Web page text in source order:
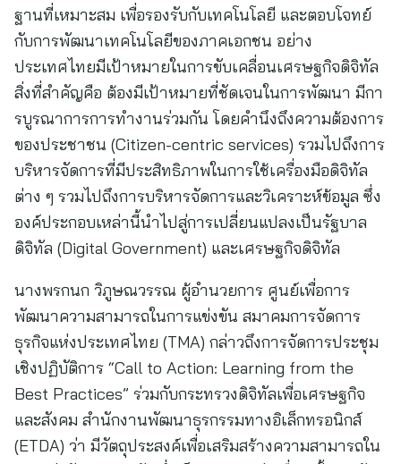
ฐานที่เหมาะสม เพื่อรองรับกับเทคโนโลยี และตอบโจทย์
กับการพัฒนาเทคโนโลยีของภาคเอกชน อย่าง
ประเทศไทยมีเป้าหมายในการขับเคลื่อนเศรษฐกิจดิจิทัล
สิ่งที่สำคัญคือ ต้องมีเป้าหมายที่ชัดเจนในการพัฒนา มีกา
รบูรณาการการทำงานร่วมกัน โดยคำนึงถึงความต้องการ
ของประชาชน (Citizen-centric services) รวมไปถึงการ
บริหารจัดการที่มีประสิทธิภาพในการใช้เครื่องมือดิจิทัล
ต่าง ๆ รวมไปถึงการบริหารจัดการและวิเคราะห์ข้อมูล ซึ่ง
องค์ประกอบเหล่านี้นำไปสู่การเปลี่ยนแปลงเป็นรัฐบาล
ดิจิทัล (Digital Government) และเศรษฐกิจดิจิทัล
นางพรกนก วิภูษณวรรณ ผู้อำนวยการ ศูนย์เพื่อการ
พัฒนาความสามารถในการแข่งขัน สมาคมการจัดการ
ธุรกิจแห่งประเทศไทย (TMA) กล่าวถึงการจัดการประชุม
เชิงปฏิบัติการ “Call to Action: Learning from the
Best Practices” ร่วมกับกระทรวงดิจิทัลเพื่อเศรษฐกิจ
และสังคม สำนักงานพัฒนาธุรกรรมทางอิเล็กทรอนิกส์
(ETDA) ว่า มีวัตถุประสงค์เพื่อเสริมสร้างความสามารถใน